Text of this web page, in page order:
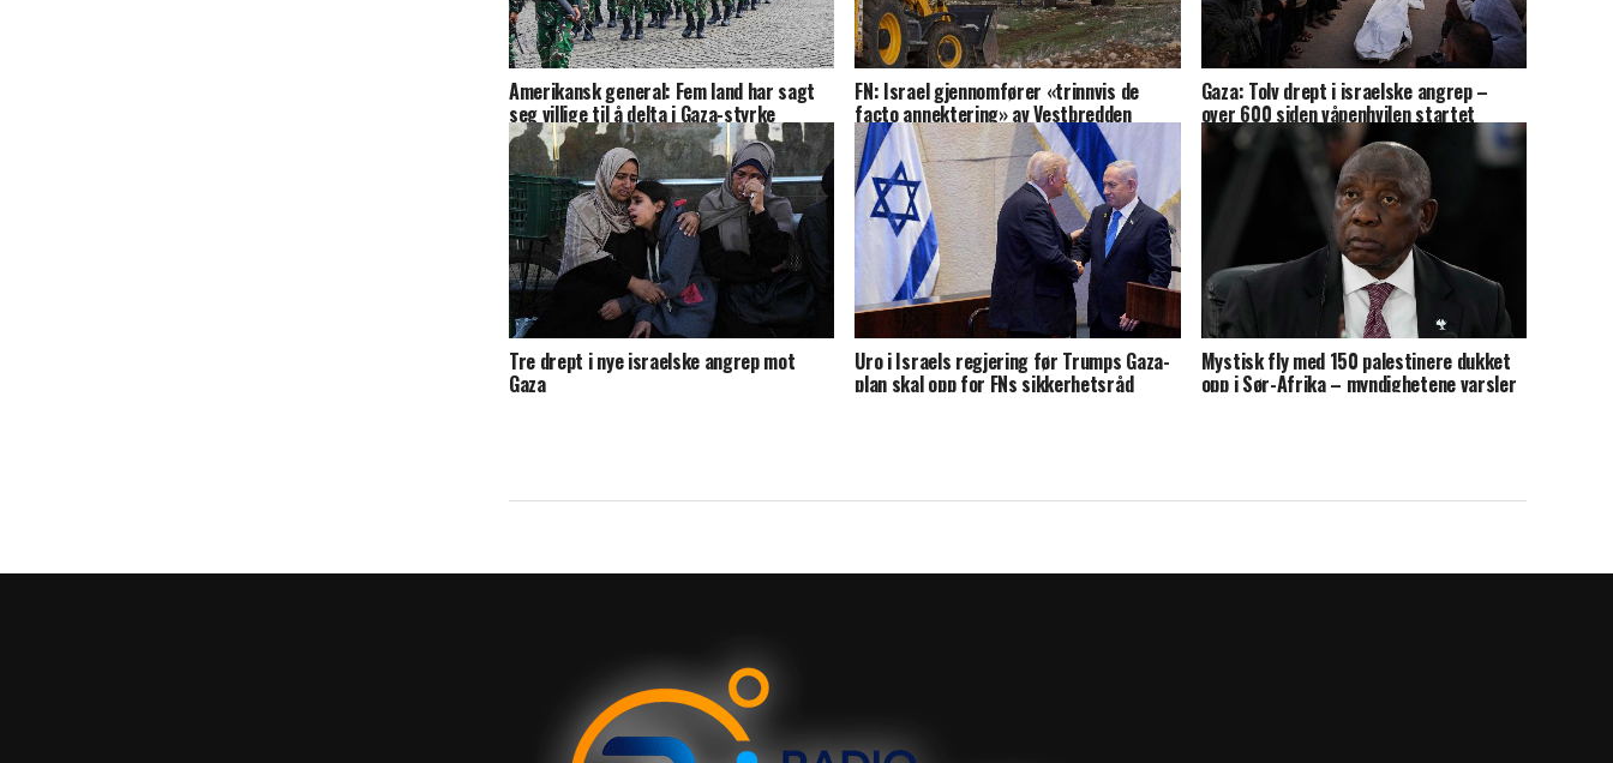
Amerikansk general: Fem land har sagt
seg villige til å delta i Gaza-styrke
FN: Israel gjennomfører «trinnvis de
facto annektering» av Vestbredden
Gaza: Tolv drept i israelske angrep –
over 600 siden våpenhvilen startet
Tre drept i nye israelske angrep mot
Gaza
Uro i Israels regjering før Trumps Gaza-
plan skal opp for FNs sikkerhetsråd
Mystisk fly med 150 palestinere dukket
opp i Sør-Afrika – myndighetene varsler